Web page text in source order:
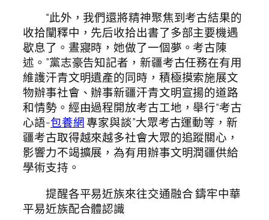
“此外，我們還將精神聚焦到考古結果的
收拾闡釋中，先后收拾出書了多部主要機遇
歇息了。晝寢時，她做了一個夢。考古陳
述。”黨志豪告知記者，新疆考古任務在有用
維護汗青文明遺產的同時，積極摸索施展文
物辦事社會、辦事新疆汗青文明宣揚的道路
和情勢。經由過程開放考古工地，舉行“考古
心語-包養網專家與談”大眾考古運動等，新
疆考古取得越來越多社會大眾的追蹤關心，
影響力不竭擴展，為有用辦事文明潤疆供給
學術支持。
提醒各平易近族來往交通融合 鑄牢中華
平易近族配合體認識